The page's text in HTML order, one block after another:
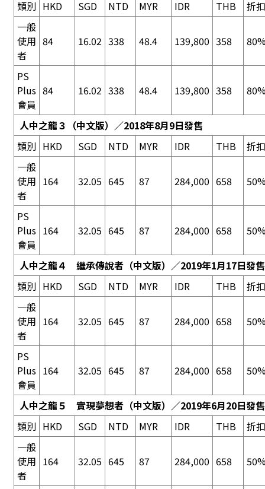
類別 HKD SGD NTD MYR IDR THB
折
一般
使用
者
84 16.02 338 48.4 139,800 358
PS
Plus
會員
84 16.02 338 48.4 139,800 358
人中之龍３ （中文版）／2018年8月9日發售
類別 HKD SGD NTD MYR IDR THB
折
一般
使用
者
164 32.05 645 87 284,000 658
PS
Plus
會員
164 32.05 645 87 284,000 658
人中之龍４ 繼承傳說者（中文版）／2019年1月17日發售
類別 HKD SGD NTD MYR IDR THB
折
一般
使用
者
164 32.05 645 87 284,000 658
PS
Plus
會員
164 32.05 645 87 284,000 658
人中之龍５ 實現夢想者（中文版）／2019年6月20日發售
類別 HKD SGD NTD MYR IDR THB
折
一般
使用
者
164 32.05 645 87 284,000 658